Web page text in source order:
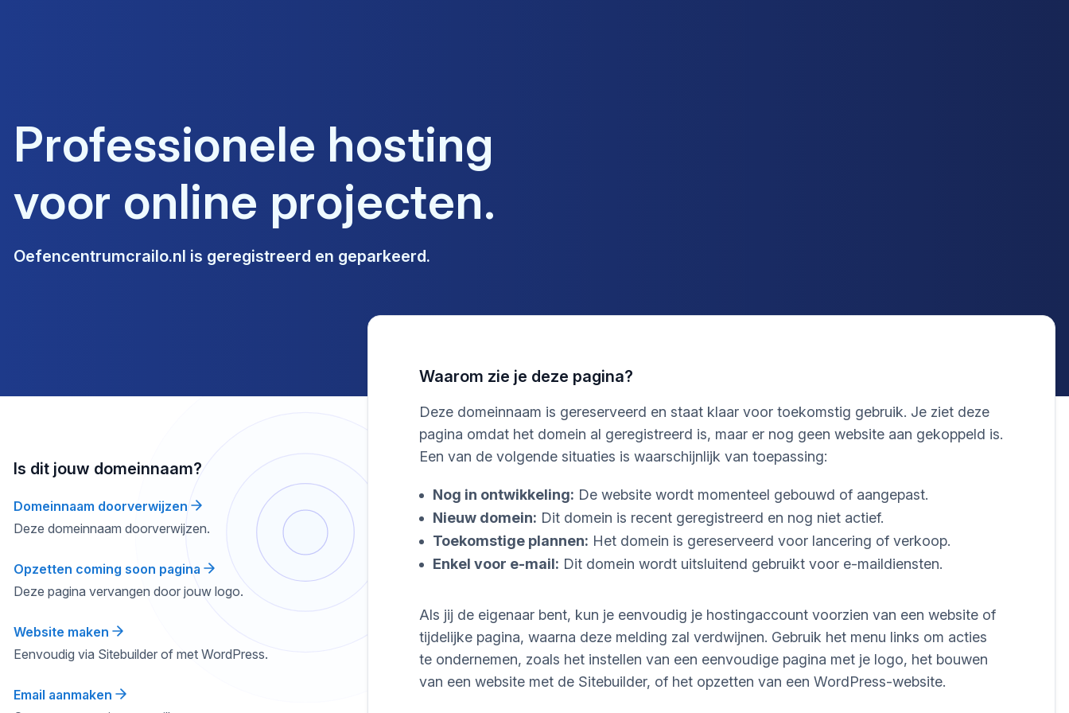
Professionele hosting
voor online projecten.
Oefencentrumcrailo.nl is geregistreerd en geparkeerd.
Is dit jouw domeinnaam?
Domeinnaam doorverwijzen
Deze domeinnaam doorverwijzen.
Opzetten coming soon pagina
Deze pagina vervangen door jouw logo.
Website maken
Eenvoudig via Sitebuilder of met WordPress.
Email aanmaken
Waarom zie je deze pagina?
Deze domeinnaam is gereserveerd en staat klaar voor toekomstig gebruik. Je ziet deze
pagina omdat het domein al geregistreerd is, maar er nog geen website aan gekoppeld is.
Een van de volgende situaties is waarschijnlijk van toepassing:
Nog in ontwikkeling: De website wordt momenteel gebouwd of aangepast.
Nieuw domein: Dit domein is recent geregistreerd en nog niet actief.
Toekomstige plannen: Het domein is gereserveerd voor lancering of verkoop.
Enkel voor e-mail: Dit domein wordt uitsluitend gebruikt voor e-maildiensten.
Als jij de eigenaar bent, kun je eenvoudig je hostingaccount voorzien van een website of
tijdelijke pagina, waarna deze melding zal verdwijnen. Gebruik het menu links om acties
te ondernemen, zoals het instellen van een eenvoudige pagina met je logo, het bouwen
van een website met de Sitebuilder, of het opzetten van een WordPress-website.